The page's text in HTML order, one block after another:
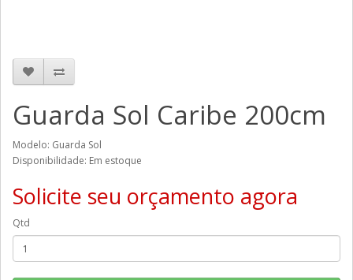
Guarda Sol Caribe 200cm
Modelo: Guarda Sol
Disponibilidade: Em estoque
Solicite seu orçamento agora
Qtd